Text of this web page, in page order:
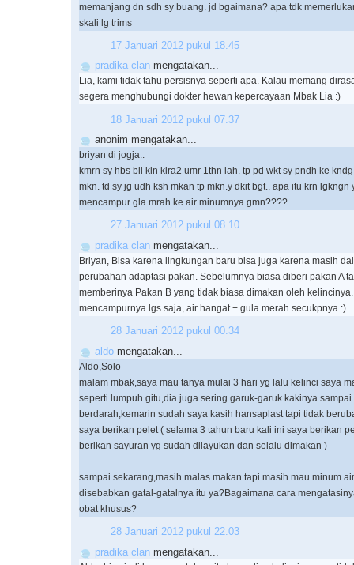
memanjang dn sdh sy buang. jd bgaimana? apa tdk
skali lg trims
17 Januari 2012 pukul 18.45
pradika clan mengatakan...
Lia, kami tidak tahu persisnya seperti apa. Kalau memang
segera menghubungi dokter hewan kepercayaan Mbak Lia :)
18 Januari 2012 pukul 07.37
anonim mengatakan...
briyan di jogja..
kmrn sy hbs bli kln kira2 umr 1thn lah. tp pd wkt sy pndh ke
mkn. td sy jg udh ksh mkan tp mkn.y dkit bgt.. apa itu krn lgkngn
mencampur gla mrah ke air minumnya gmn????
27 Januari 2012 pukul 08.10
pradika clan mengatakan...
Briyan, Bisa karena lingkungan baru bisa juga karena masih
perubahan adaptasi pakan. Sebelumnya biasa diberi pakan A
memberinya Pakan B yang tidak biasa dimakan oleh
mencampurnya lgs saja, air hangat + gula merah secukpnya :)
28 Januari 2012 pukul 00.34
aldo mengatakan...
Aldo,Solo
malam mbak,saya mau tanya mulai 3 hari yg lalu kelinci saya
seperti lumpuh gitu,dia juga sering garuk-garuk kakinya sampai
berdarah,kemarin sudah saya kasih hansaplast tapi tidak
saya berikan pelet ( selama 3 tahun baru kali ini saya berikan
berikan sayuran yg sudah dilayukan dan selalu dimakan )
sampai sekarang,masih malas makan tapi masih mau minum
disebabkan gatal-gatalnya itu ya?Bagaimana cara
obat khusus?
28 Januari 2012 pukul 22.03
pradika clan mengatakan...